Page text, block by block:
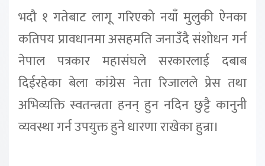
भदौ १ गतेबाट लागू गरिएको नयाँ मुलुकी ऐनका
कतिपय प्रावधानमा असहमति जनाउँदै संशोधन गर्न
नेपाल पत्रकार महासंघले सरकारलाई दबाब
दिईरहेका बेला कांग्रेस नेता रिजालले प्रेस तथा
अभिव्यक्ति स्वतन्त्रता हनन् हुन नदिन छुट्टै कानुनी
व्यवस्था गर्न उपयुक्त हुने धारणा राखेका हुन्रा।